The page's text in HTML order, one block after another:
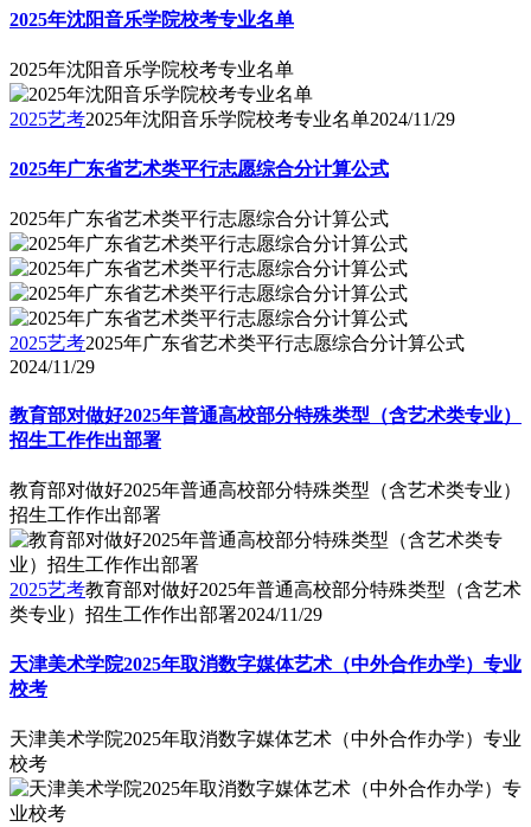
2025年沈阳音乐学院校考专业名单
2025年沈阳音乐学院校考专业名单
2025艺考2025年沈阳音乐学院校考专业名单2024/11/29
2025年广东省艺术类平行志愿综合分计算公式
2025年广东省艺术类平行志愿综合分计算公式
2025艺考2025年广东省艺术类平行志愿综合分计算公式
2024/11/29
教育部对做好2025年普通高校部分特殊类型（含艺术类专业）
招生工作作出部署
教育部对做好2025年普通高校部分特殊类型（含艺术类专业）
招生工作作出部署
2025艺考教育部对做好2025年普通高校部分特殊类型（含艺术
类专业）招生工作作出部署2024/11/29
天津美术学院2025年取消数字媒体艺术（中外合作办学）专业
校考
天津美术学院2025年取消数字媒体艺术（中外合作办学）专业
校考